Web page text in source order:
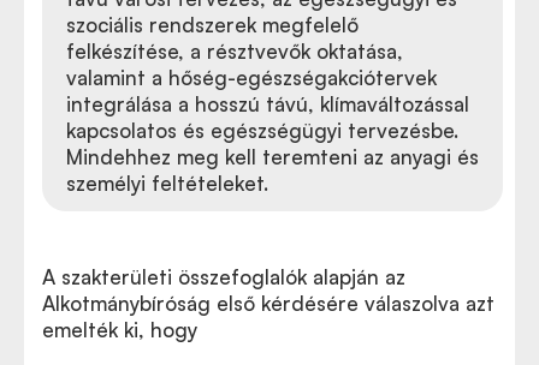
szociális rendszerek megfelelő
felkészítése, a résztvevők oktatása,
valamint a hőség-egészségakciótervek
integrálása a hosszú távú, klímaváltozással
kapcsolatos és egészségügyi tervezésbe.
Mindehhez meg kell teremteni az anyagi és
személyi feltételeket.
A szakterületi összefoglalók alapján az
Alkotmánybíróság első kérdésére válaszolva azt
emelték ki, hogy